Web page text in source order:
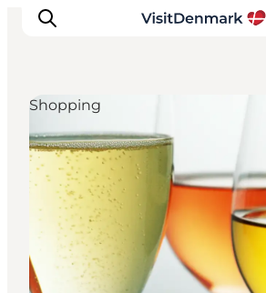
Inspiration
Regionen
Erlebnisse
Unterkünfte
Reiseplanung
Shopping